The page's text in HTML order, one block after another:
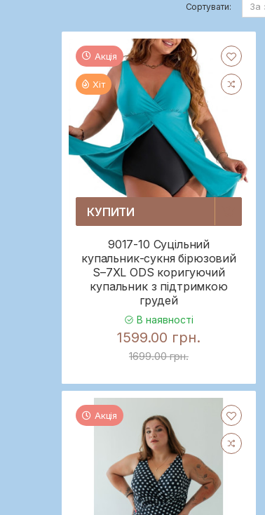
Сортувати:
Акція
Хіт
КУПИТИ
9017-10 Суцільний
купальник-сукня бірюзовий
S–7XL ODS коригуючий
купальник з підтримкою
грудей
В наявності
1599.00 грн.
1699.00 грн.
Акція